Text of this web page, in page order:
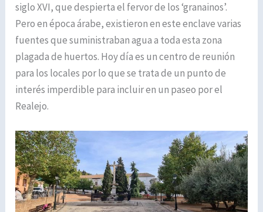
siglo XVI, que despierta el fervor de los ‘granainos’.
Pero en época árabe, existieron en este enclave varias
fuentes que suministraban agua a toda esta zona
plagada de huertos. Hoy día es un centro de reunión
para los locales por lo que se trata de un punto de
interés imperdible para incluir en un paseo por el
Realejo.